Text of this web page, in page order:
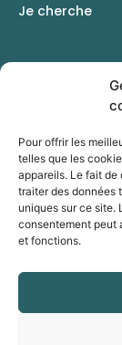
Pour offrir les
telles que les
appareils. Le fait
traiter des données
uniques sur ce site.
consentement peut
et fonctions.
Je cherche
Une